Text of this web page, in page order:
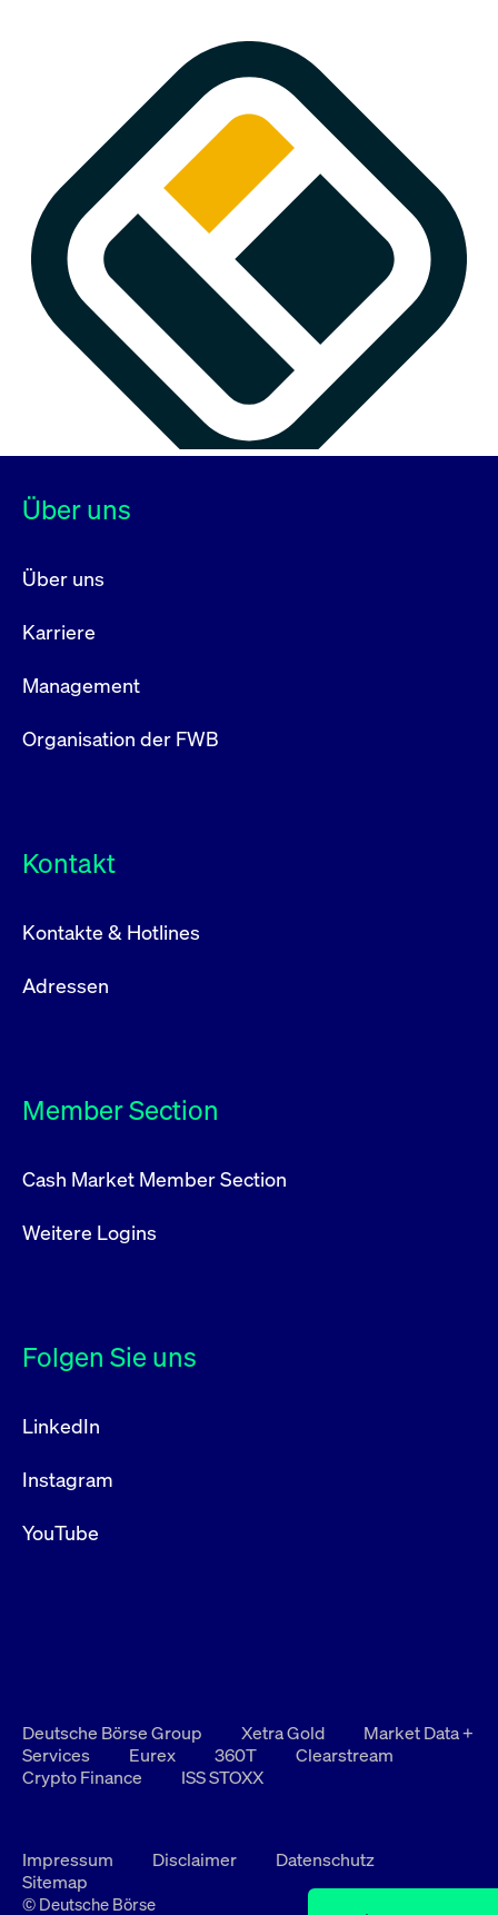
Über uns
Über uns
Karriere
Management
Organisation der FWB
Kontakt
Kontakte & Hotlines
Adressen
Member Section
Cash Market Member Section
Weitere Logins
Folgen Sie uns
LinkedIn
Instagram
YouTube
Deutsche Börse Group Xetra Gold
Market Data +
Services
Eurex 360T
Clearstream
Crypto Finance
ISS STOXX
Impressum Disclaimer
Datenschutz
Sitemap
© Deutsche Börse